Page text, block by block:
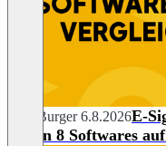
Julia Burger 6.8.2026E-
besten 8 Softwares